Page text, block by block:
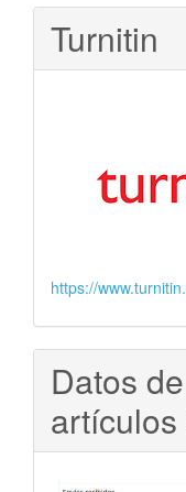
Turnitin
https://
Datos